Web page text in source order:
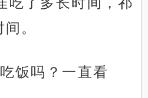
。
饭吗？一直看